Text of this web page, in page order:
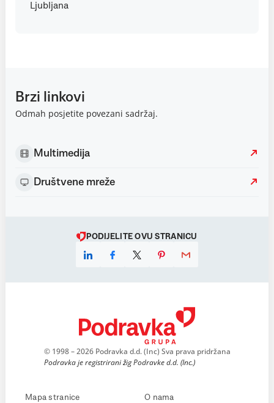
Ljubljana
Brzi linkovi
Odmah posjetite povezani sadržaj.
Multimedija
Društvene mreže
PODIJELITE OVU STRANICU
© 1998 – 2026 Podravka d.d. (Inc) Sva prava pridržana
Podravka je registrirani žig Podravke d.d. (Inc.)
Mapa stranice
O nama